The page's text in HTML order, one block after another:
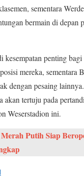
sementara
bermain di depan
kesempatan penting
mereka, sementara
dengan pesaing
akan tertuju pada
Weserstadion ini.
Putih Siap